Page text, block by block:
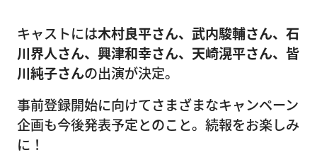
キャストには木村良平さん、武内駿輔さん、石
川界人さん、興津和幸さん、天崎滉平さん、皆
川純子さんの出演が決定。
事前登録開始に向けてさまざまなキャンペーン
企画も今後発表予定とのこと。続報をお楽しみ
に！